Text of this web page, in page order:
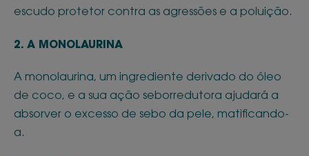
escudo protetor contra as agressões e a poluição.
2. A MONOLAURINA
A monolaurina, um ingrediente derivado do óleo
de coco, e a sua ação seborredutora ajudará a
absorver o excesso de sebo da pele, matificando-
a.